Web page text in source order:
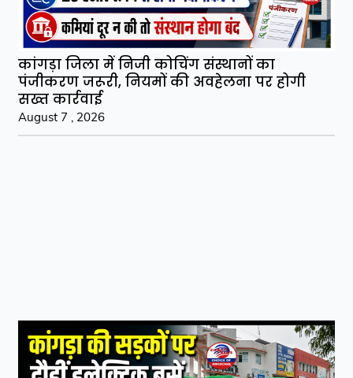
कांगड़ा जिला में निजी कोचिंग संस्थानों का
पंजीकरण जरूरी, नियमों की अवहेलना पर होगी
सख्त कार्रवाई
August 7 , 2026